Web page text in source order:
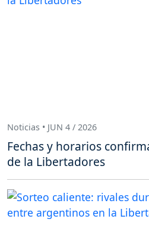
Noticias • JUN 4 / 2026
Fechas y horarios
de la Libertadores